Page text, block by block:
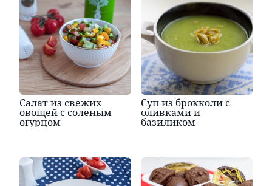
Салат из свежих
овощей с соленым
огурцом
Суп из брокколи с
оливками и
базиликом